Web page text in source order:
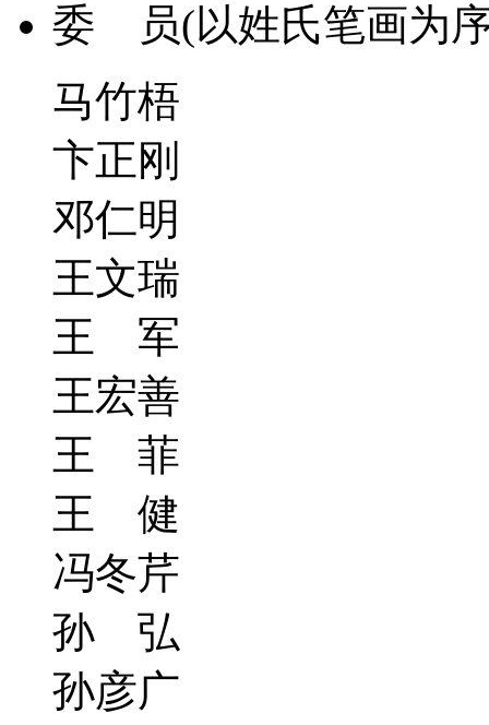
委 员(以姓氏笔画为
马竹梧
卞正刚
邓仁明
王文瑞
王 军
王宏善
王 菲
王 健
冯冬芹
孙 弘
孙彦广